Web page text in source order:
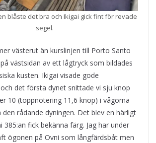
blåste det bra och Ikigai gick fint för revade
segel.
västerut än kurslinjen till Porto Santo
västsidan av ett lågtryck som bildades
kusten. Ikigai visade gode
det första dynet snittade vi sju knop
10 (toppnotering 11,6 knop) i vågorna
den rådande dyningen. Det blev en härligt
385:an fick bekänna färg. Jag har under
ögonen på Ovni som långfärdsbåt men